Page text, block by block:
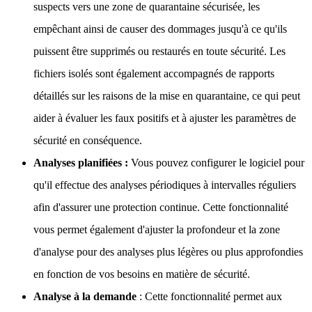
suspects vers une zone de quarantaine sécurisée, les
empêchant ainsi de causer des dommages jusqu'à ce qu'ils
puissent être supprimés ou restaurés en toute sécurité. Les
fichiers isolés sont également accompagnés de rapports
détaillés sur les raisons de la mise en quarantaine, ce qui peut
aider à évaluer les faux positifs et à ajuster les paramètres de
sécurité en conséquence.
Analyses planifiées : Vous pouvez configurer le logiciel pour
qu'il effectue des analyses périodiques à intervalles réguliers
afin d'assurer une protection continue. Cette fonctionnalité
vous permet également d'ajuster la profondeur et la zone
d'analyse pour des analyses plus légères ou plus approfondies
en fonction de vos besoins en matière de sécurité.
Analyse à la demande : Cette fonctionnalité permet aux